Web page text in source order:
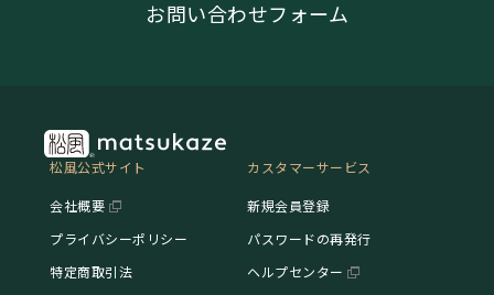
お問い合わせフォーム
松風公式サイト
会社概要
プライバシーポリシー
特定商取引法
カスタマーサービス
新規会員登録
パスワードの再発行
ヘルプセンター